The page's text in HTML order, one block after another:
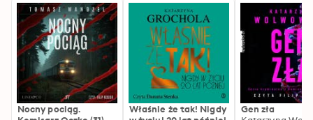
Nocny pociąg.
Właśnie że tak! Nigdy
Gen zła